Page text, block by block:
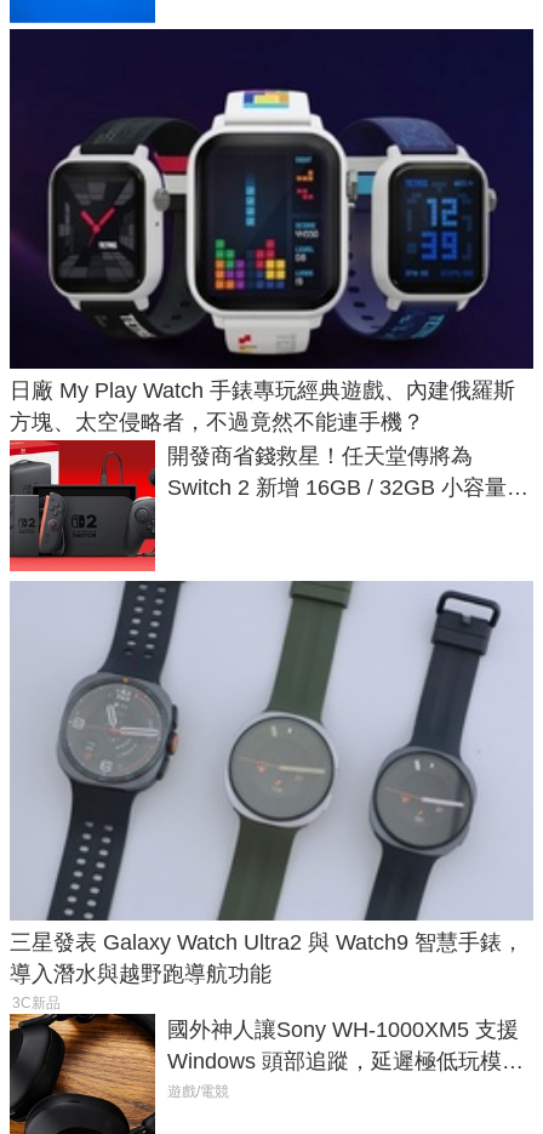
日廠 My Play Watch 手錶專玩經典遊戲、內建俄羅斯
方塊、太空侵略者，不過竟然不能連手機？
開發商省錢救星！任天堂傳將為
Switch 2 新增 16GB / 32GB 小容量遊
三星發表 Galaxy Watch Ultra2 與 Watch9 智慧手錶，
導入潛水與越野跑導航功能
3C新品
國外神人讓Sony WH-1000XM5 支援
Windows 頭部追蹤，延遲極低玩模擬
飛行超有感
遊戲/電競